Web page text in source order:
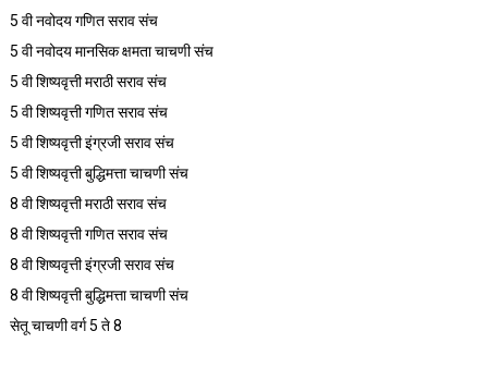
5 वी नवोदय गणित सराव संच
5 वी नवोदय मानसिक क्षमता चाचणी संच
5 वी शिष्यवृत्ती मराठी सराव संच
5 वी शिष्यवृत्ती गणित सराव संच
5 वी शिष्यवृत्ती इंग्रजी सराव संच
5 वी शिष्यवृत्ती बुद्धिमत्ता चाचणी संच
8 वी शिष्यवृत्ती मराठी सराव संच
8 वी शिष्यवृत्ती गणित सराव संच
8 वी शिष्यवृत्ती इंग्रजी सराव संच
8 वी शिष्यवृत्ती बुद्धिमत्ता चाचणी संच
सेतू चाचणी वर्ग 5 ते 8